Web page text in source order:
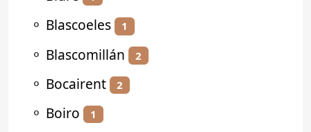
⚬ Blascoeles 1
⚬ Blascomillán 2
⚬ Bocairent 2
⚬ Boiro 1